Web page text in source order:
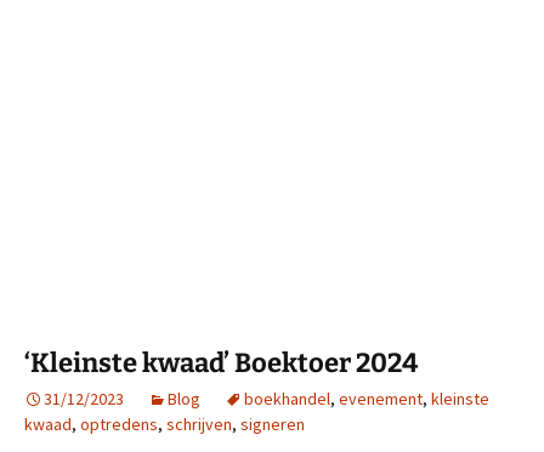
‘Kleinste kwaad’ Boektoer 2024
31/12/2023 Blog boekhandel, evenement, kleinste
kwaad, optredens, schrijven, signeren